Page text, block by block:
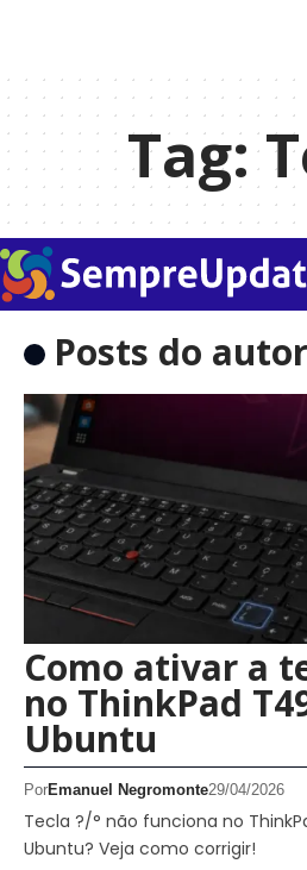
Tag:
Posts do autor
Como ativar a
no ThinkPad
Ubuntu
PorEmanuel Negromonte29/04/2026
Tecla ?/° não funciona no
Ubuntu? Veja como corrigir!